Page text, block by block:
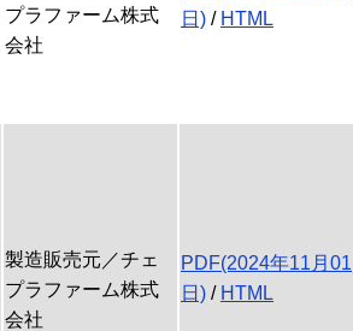
プラファーム株式
会社
日) / HTML
製造販売元／チェ
プラファーム株式
会社
PDF(2024年11月01
日) / HTML